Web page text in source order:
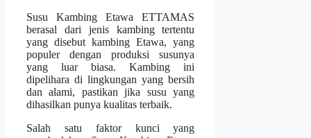
Susu Kambing Etawa ETTAMAS
berasal dari jenis kambing tertentu
yang disebut kambing Etawa, yang
populer dengan produksi susunya
yang luar biasa. Kambing ini
dipelihara di lingkungan yang bersih
dan alami, pastikan jika susu yang
dihasilkan punya kualitas terbaik.
Salah satu faktor kunci yang